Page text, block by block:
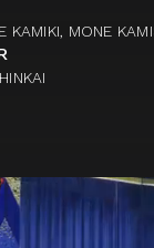
KAMIKI, MONE